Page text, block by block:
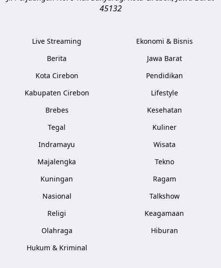
45132
Live Streaming
Berita
Kota Cirebon
Kabupaten Cirebon
Brebes
Tegal
Indramayu
Majalengka
Kuningan
Nasional
Religi
Olahraga
Hukum & Kriminal
Ekonomi & Bisnis
Jawa Barat
Pendidikan
Lifestyle
Kesehatan
Kuliner
Wisata
Tekno
Ragam
Talkshow
Keagamaan
Hiburan